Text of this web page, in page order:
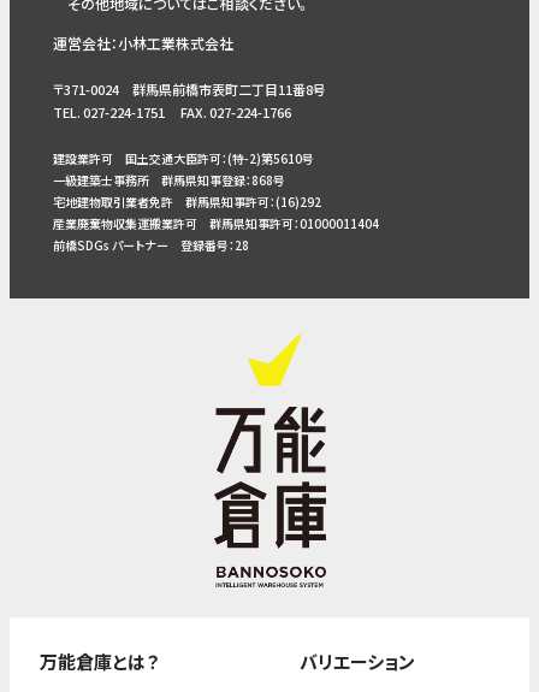
運営会社：小林工業株式会社
〒371-0024 群馬県前橋市表町二丁目11番8号
TEL. 027-224-1751 FAX. 027-224-1766
建設業許可 国土交通大臣許可：(特-2)第5610号
一級建築士事務所 群馬県知事登録：868号
宅地建物取引業者免許 群馬県知事許可：(16)292
産業廃棄物収集運搬業許可 群馬県知事許可：01000011404
前橋SDGs パートナー 登録番号：28
万能倉庫とは？ バリエーション